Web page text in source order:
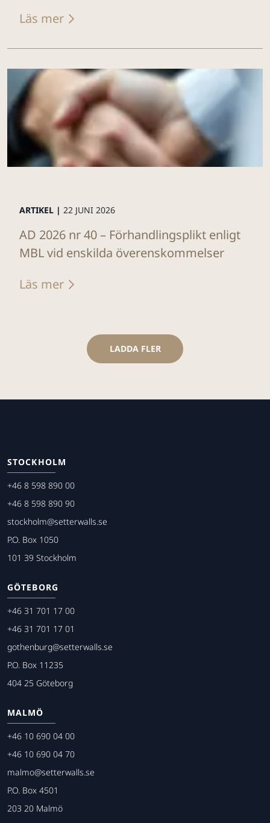
Läs mer
ARTIKEL | 22 JUNI 2026
AD 2026 nr 40 – Förhandlingsplikt enligt
MBL vid enskilda överenskommelser
Läs mer
LADDA FLER
STOCKHOLM
+46 8 598 890 00
+46 8 598 890 90
stockholm@setterwalls.se
P.O. Box 1050
101 39 Stockholm
GÖTEBORG
+46 31 701 17 00
+46 31 701 17 01
gothenburg@setterwalls.se
P.O. Box 11235
404 25 Göteborg
MALMÖ
+46 10 690 04 00
+46 10 690 04 70
malmo@setterwalls.se
P.O. Box 4501
203 20 Malmö